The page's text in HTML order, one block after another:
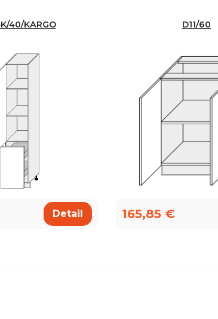
40/KARGO
Detail
D11/60
165,85 €